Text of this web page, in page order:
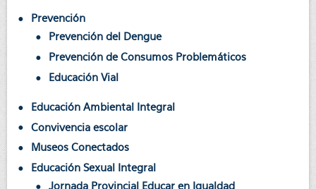
Prevención
Prevención del Dengue
Prevención de Consumos Problemáticos
Educación Vial
Educación Ambiental Integral
Convivencia escolar
Museos Conectados
Educación Sexual Integral
Jornada Provincial Educar en Igualdad